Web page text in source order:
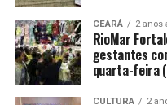
CEARÁ 2 anos
RioMar
gestantes
quarta-feira
CULTURA 2